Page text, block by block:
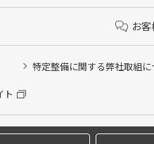
お
特定整備に関する弊社取組に
ト
Reserved.